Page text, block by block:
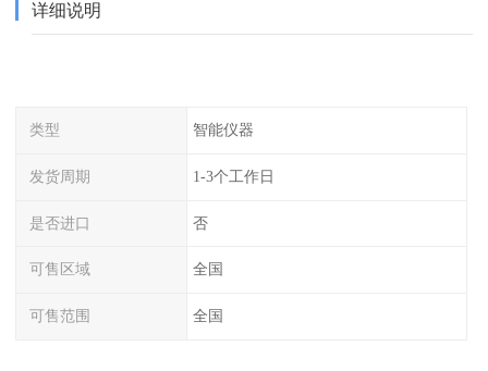
详细说明
类型 智能仪器
发货周期 1-3个工作日
是否进口 否
可售区域 全国
可售范围 全国